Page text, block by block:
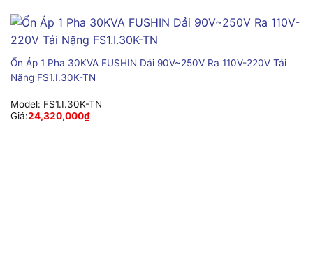
Ổn Áp 1 Pha 30KVA FUSHIN Dải 90V~250V Ra 110V-220V Tải
Nặng FS1.I.30K-TN
Model: FS1.I.30K-TN
Giá:24,320,000₫